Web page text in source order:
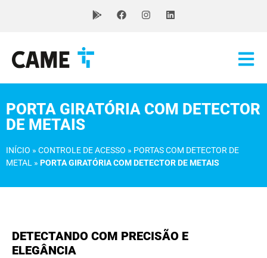
PORTA GIRATÓRIA COM DETECTOR
DE METAIS
INÍCIO » CONTROLE DE ACESSO » PORTAS COM DETECTOR DE
METAL » PORTA GIRATÓRIA COM DETECTOR DE METAIS
DETECTANDO COM PRECISÃO E
ELEGÂNCIA